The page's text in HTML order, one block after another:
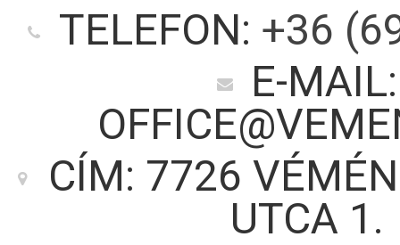
TELEFON: +36
E-MAIL:
CÍM: 7726
UTCA 1.